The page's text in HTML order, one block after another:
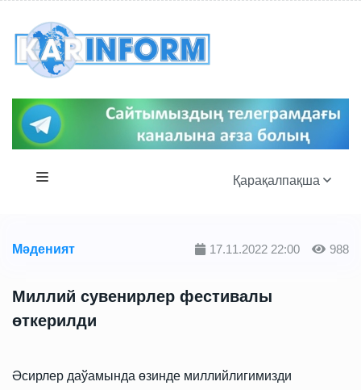
Қарақалпақша
Мәденият 17.11.2022 22:00 988
Миллий сувенирлер фестивалы
өткерилди
Әсирлер даўамында өзинде миллийлигимизди